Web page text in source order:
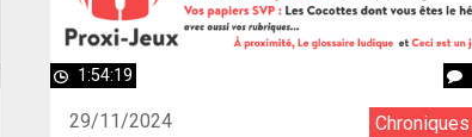
1:54:19
29/11/2024 Chroniques